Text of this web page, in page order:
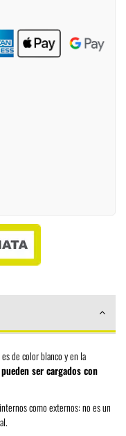
de color blanco y en la
pueden ser cargados con
como externos: no es un